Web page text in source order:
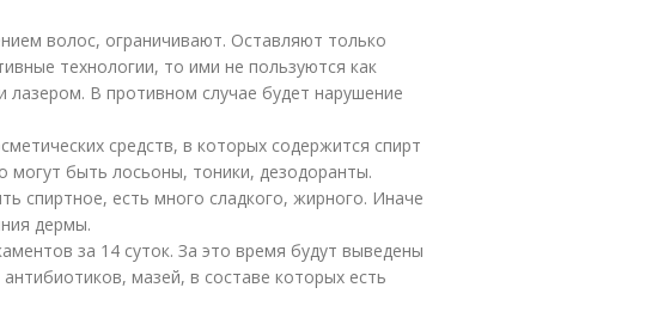
волос, ограничивают. Оставляют только
технологии, то ими не пользуются как
В противном случае будет нарушение
средств, в которых содержится спирт
могут быть лосьоны, тоники, дезодоранты.
спиртное, есть много сладкого, жирного. Иначе
дермы.
за 14 суток. За это время будут выведены
мазей, в составе которых есть